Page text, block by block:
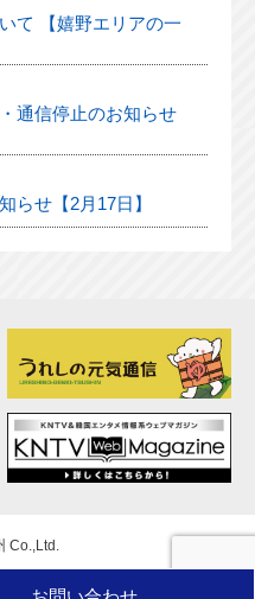
て 【嬉野エリアの一
通信停止のお知らせ
らせ【2月17日】
Co.,Ltd.